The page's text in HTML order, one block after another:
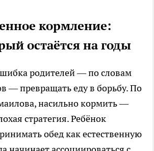
кормление:
остаётся на годы
родителей — по словам
— превращать еду в борьбу. По
насильно кормить —
стратегия. Ребёнок
обед как естественную